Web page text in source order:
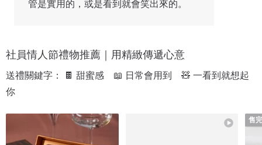
管是實用的，或是看到就會笑出來的。
社員情人節禮物推薦｜用精緻傳遞心意
送禮關鍵字： 🍫 甜蜜感　📖 日常會用到　🧸 一看到就想起
你
售